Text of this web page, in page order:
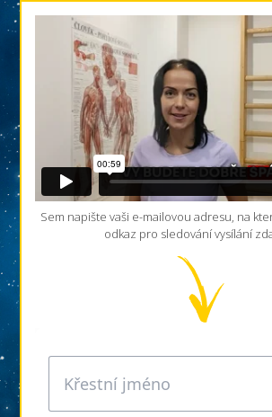
Sem napište vaši e-mailovou adresu, na
odkaz pro sledování vysílání